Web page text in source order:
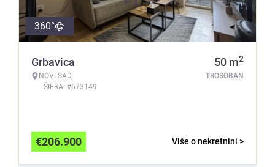
360°
Grbavica
NOVI SAD
ŠIFRA: #573149
50 m2
TROSOBAN
Više o nekretnini >
€206.900